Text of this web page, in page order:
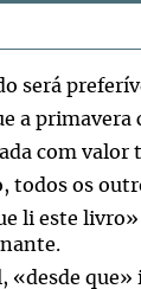
será
a primavera
com
todos os
li este
«desde